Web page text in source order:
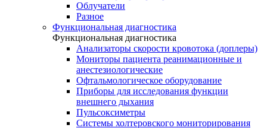
Облучатели
Разное
Функциональная диагностика
Функциональная диагностика
Анализаторы скорости кровотока (доплеры)
Мониторы пациента реанимационные и
анестезиологические
Офтальмологическое оборудование
Приборы для исследования функции
внешнего дыхания
Пульсоксиметры
Системы холтеровского мониторирования